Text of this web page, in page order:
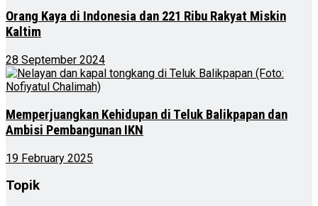
Orang Kaya di Indonesia dan 221 Ribu Rakyat Miskin
Kaltim
28 September 2024
Memperjuangkan Kehidupan di Teluk Balikpapan dan
Ambisi Pembangunan IKN
19 February 2025
Topik